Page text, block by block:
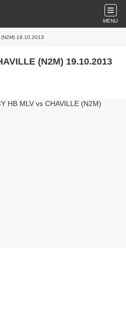
MENU
19.10.2013
(N2M) 19.10.2013